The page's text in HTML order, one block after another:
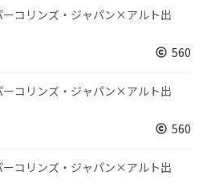
ーコリンズ・ジャパン×アルト出
560
ーコリンズ・ジャパン×アルト出
560
ーコリンズ・ジャパン×アルト出